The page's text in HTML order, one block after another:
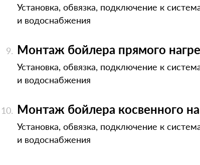
Установка, обвязка, подключение к
и водоснабжения
Монтаж бойлера прямого
Установка, обвязка, подключение к
и водоснабжения
Монтаж бойлера косвенного
Установка, обвязка, подключение к
и водоснабжения